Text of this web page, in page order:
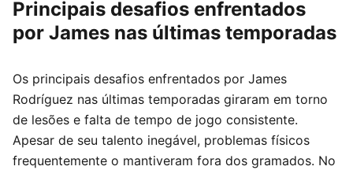
Principais desafios enfrentados
por James nas últimas temporadas
Os principais desafios enfrentados por James
Rodríguez nas últimas temporadas giraram em torno
de lesões e falta de tempo de jogo consistente.
Apesar de seu talento inegável, problemas físicos
frequentemente o mantiveram fora dos gramados. No